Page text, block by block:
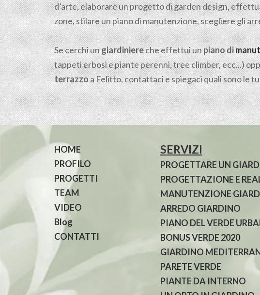
d’arte, elaborare un progetto di garden design,
zone, stilare un piano di manutenzione, scegliere gli
Se cerchi ungiardiniereche effettui unpiano di
tappeti erbosi e piante perenni, tree climber, ecc...)
terrazzoa Felitto, contattaci e spiegaci quali sono le
HOME
PROFILO
PROGETTI
TEAM
VIDEO
Blog
CONTATTI
SERVIZI
PROGETTARE UN
PROGETTAZIONE E
MANUTENZIONE
ARREDO GIARDINO
PIANO DEL VERDE
BONUS VERDE 2020
GIARDINO
PARETE VERDE
PIANTE DA INTERNO